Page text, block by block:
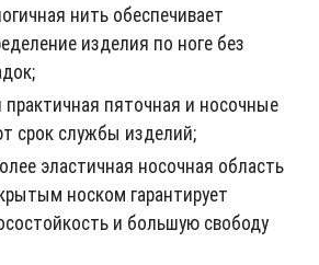
нить обеспечивает
изделия по ноге без
практичная пяточная и носочные
срок службы изделий;
эластичная носочная область
носком гарантирует
и большую свободу